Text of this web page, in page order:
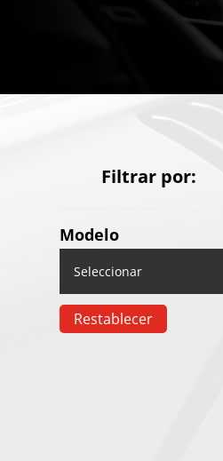
Filtrar por:
Modelo
Restablecer